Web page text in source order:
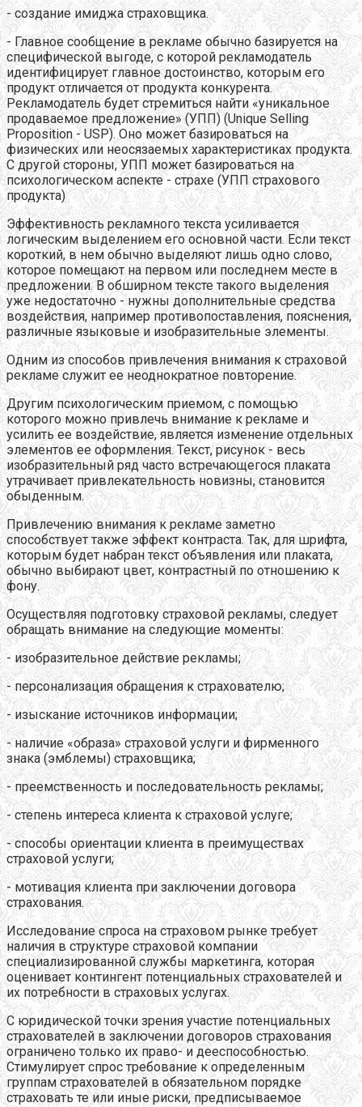
- создание имиджа страховщика.
- Главное сообщение в рекламе обычно базируется на
специфической выгоде, с которой рекламодатель
идентифицирует главное достоинство, которым его
продукт отличается от продукта конкурента.
Рекламодатель будет стремиться найти «уникальное
продаваемое предложение» (УПП) (Unique Selling
Proposition - USP). Оно может базироваться на
физических или неосязаемых характеристиках продукта.
С другой стороны, УПП может базироваться на
психологическом аспекте - страхе (УПП страхового
продукта)
Эффективность рекламного текста усиливается
логическим выделением его основной части. Если текст
короткий, в нем обычно выделяют лишь одно слово,
которое помещают на первом или последнем месте в
предложении. В обширном тексте такого выделения
уже недостаточно - нужны дополнительные средства
воздействия, например противопоставления, пояснения,
различные языковые и изобразительные элементы.
Одним из способов привлечения внимания к страховой
рекламе служит ее неоднократное повторение.
Другим психологическим приемом, с помощью
которого можно привлечь внимание к рекламе и
усилить ее воздействие, является изменение отдельных
элементов ее оформления. Текст, рисунок - весь
изобразительный ряд часто встречающегося плаката
утрачивает привлекательность новизны, становится
обыденным.
Привлечению внимания к рекламе заметно
способствует также эффект контраста. Так, для шрифта,
которым будет набран текст объявления или плаката,
обычно выбирают цвет, контрастный по отношению к
фону.
Осуществляя подготовку страховой рекламы, следует
обращать внимание на следующие моменты:
- изобразительное действие рекламы;
- персонализация обращения к страхователю;
- изыскание источников информации;
- наличие «образа» страховой услуги и фирменного
знака (эмблемы) страховщика;
- преемственность и последовательность рекламы;
- степень интереса клиента к страховой услуге;
- способы ориентации клиента в преимуществах
страховой услуги;
- мотивация клиента при заключении договора
страхования.
Исследование спроса на страховом рынке требует
наличия в структуре страховой компании
специализированной службы маркетинга, которая
оценивает контингент потенциальных страхователей и
их потребности в страховых услугах.
С юридической точки зрения участие потенциальных
страхователей в заключении договоров страхования
ограничено только их право- и дееспособностью.
Стимулирует спрос требование к определенным
группам страхователей в обязательном порядке
страховать те или иные риски, предписываемое